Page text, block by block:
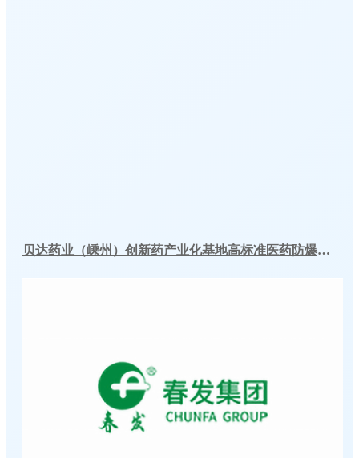
贝达药业（嵊州）创新药产业化基地高标准医药防爆冷库建造工程案例